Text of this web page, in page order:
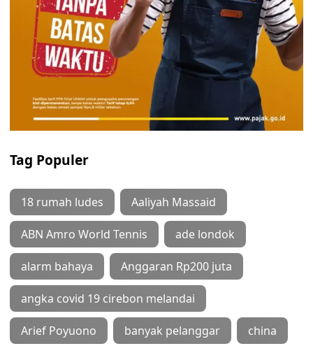
Tag Populer
18 rumah ludes Aaliyah Massaid
ABN Amro World Tennis ade londok
alarm bahaya Anggaran Rp200 juta
angka covid 19 cirebon melandai
Arief Poyuono banyak pelanggar china